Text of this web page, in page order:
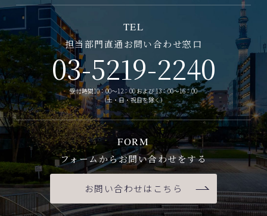
TEL
担当部門直通お問い合わせ窓口
03-5219-2240
受付時間10：00～12：00 および 13：00～16：00
（土・日・祝日を除く）
FORM
フォームからお問い合わせをする
お問い合わせはこちら